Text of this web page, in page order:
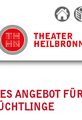
ANGEBOT